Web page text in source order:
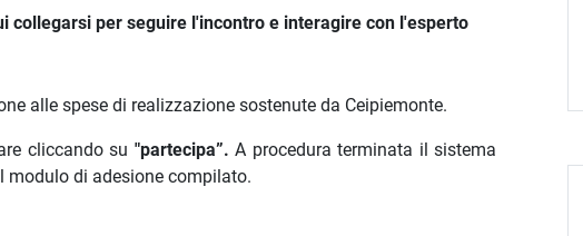
collegarsi per seguire l'incontro e interagire con l'esperto
alle spese di realizzazione sostenute da Ceipiemonte.
cliccando su "partecipa”. A procedura terminata il sistema
modulo di adesione compilato.